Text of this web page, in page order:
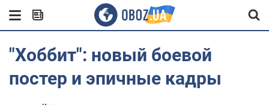
"Хоббит": новый боевой
постер и эпичные кадры